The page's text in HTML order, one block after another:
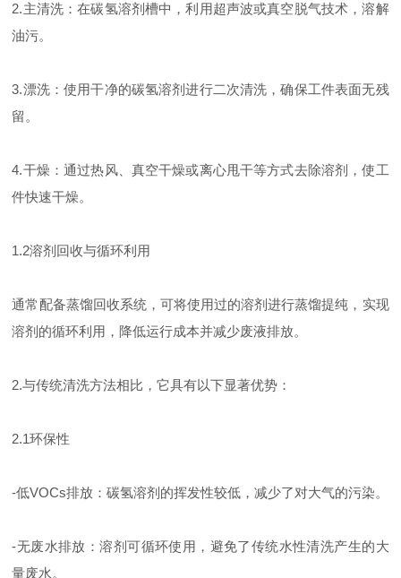
2.主清洗：在碳氢溶剂槽中，利用超声波或真空脱气技术，溶解
油污。
3.漂洗：使用干净的碳氢溶剂进行二次清洗，确保工件表面无残
留。
4.干燥：通过热风、真空干燥或离心甩干等方式去除溶剂，使工
件快速干燥。
1.2溶剂回收与循环利用
通常配备蒸馏回收系统，可将使用过的溶剂进行蒸馏提纯，实现
溶剂的循环利用，降低运行成本并减少废液排放。
2.与传统清洗方法相比，它具有以下显著优势：
2.1环保性
-低VOCs排放：碳氢溶剂的挥发性较低，减少了对大气的污染。
-无废水排放：溶剂可循环使用，避免了传统水性清洗产生的大
量废水。